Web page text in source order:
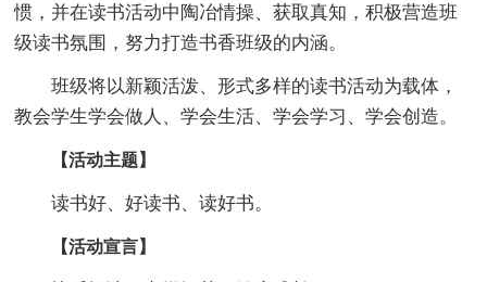
惯，并在读书活动中陶冶情操、获取真知，积极营造班
级读书氛围，努力打造书香班级的内涵。
班级将以新颖活泼、形式多样的读书活动为载体，
教会学生学会做人、学会生活、学会学习、学会创造。
【活动主题】
读书好、好读书、读好书。
【活动宣言】